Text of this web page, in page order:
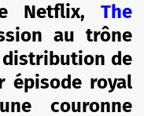
Netflix, The
au trône
distribution de
épisode royal
couronne